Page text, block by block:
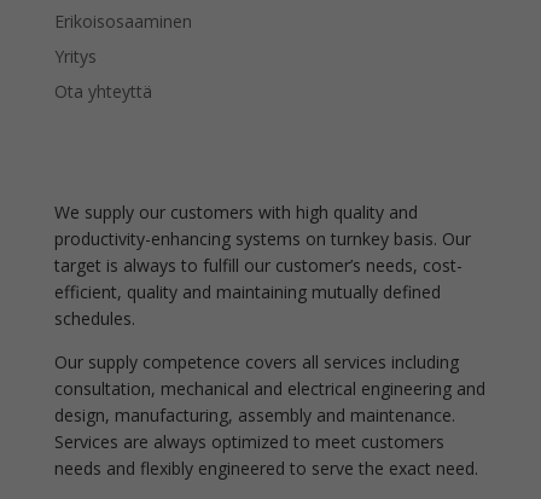
Erikoisosaaminen
Yritys
Ota yhteyttä
We supply our customers with high quality and
productivity-enhancing systems on turnkey basis. Our
target is always to fulfill our customer’s needs, cost-
efficient, quality and maintaining mutually defined
schedules.
Our supply competence covers all services including
consultation, mechanical and electrical engineering and
design, manufacturing, assembly and maintenance.
Services are always optimized to meet customers
needs and flexibly engineered to serve the exact need.